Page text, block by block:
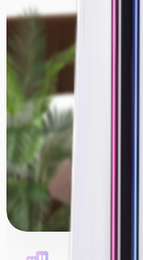
Во всех комнатах
стильный
большими
для удобства
есть камеры,
декор, создающие
Смотреть фото